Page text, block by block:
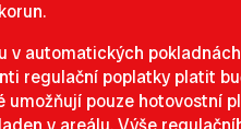
v automatických
regulační poplatky platit
pouze hotovostní